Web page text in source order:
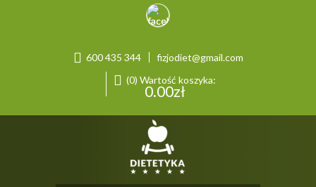
600 435 344
fizjodiet@gmail.com
(0) Wartość koszyka:
0.00zł